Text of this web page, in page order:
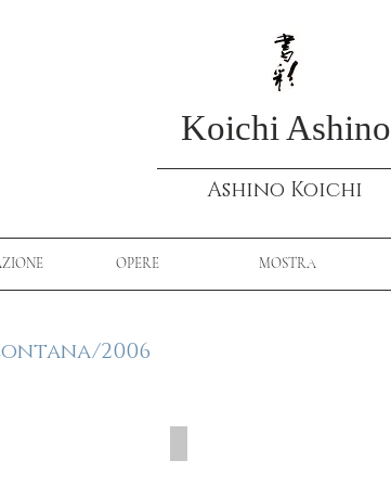
Koichi Ashino
Ashino Koichi
OPERE MOSTRA
2006